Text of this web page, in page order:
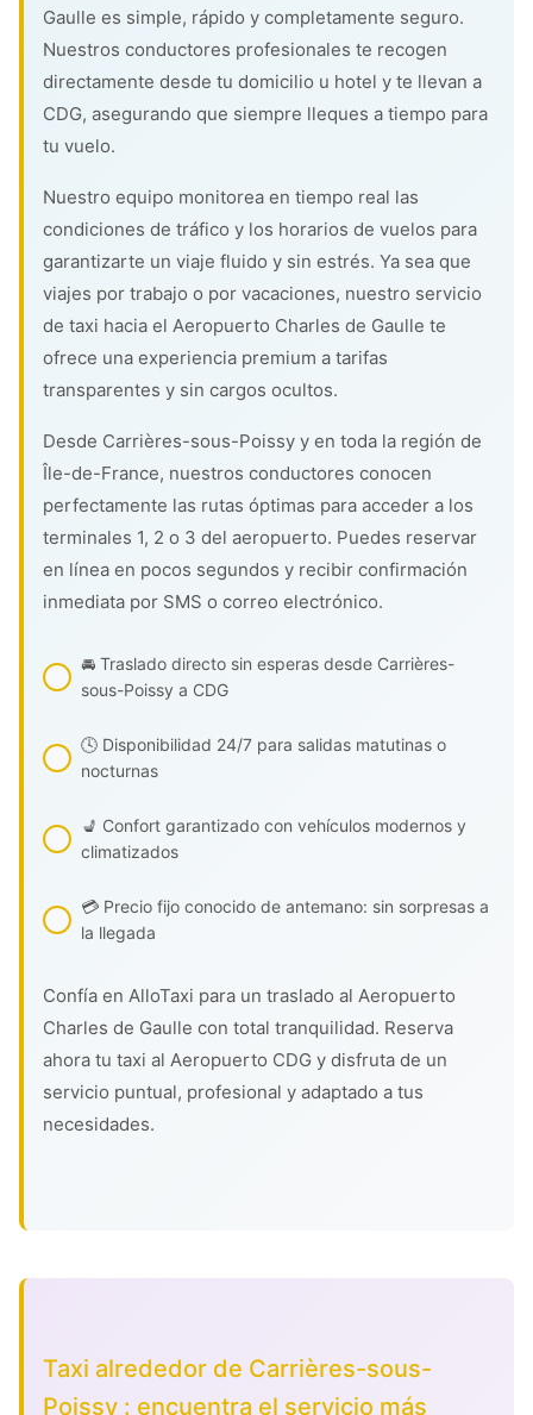
Gaulle es simple, rápido y completamente seguro.
Nuestros conductores profesionales te recogen
directamente desde tu domicilio u hotel y te llevan a
CDG, asegurando que siempre lleques a tiempo para
tu vuelo.
Nuestro equipo monitorea en tiempo real las
condiciones de tráfico y los horarios de vuelos para
garantizarte un viaje fluido y sin estrés. Ya sea que
viajes por trabajo o por vacaciones, nuestro servicio
de taxi hacia el Aeropuerto Charles de Gaulle te
ofrece una experiencia premium a tarifas
transparentes y sin cargos ocultos.
Desde Carrières-sous-Poissy y en toda la región de
Île-de-France, nuestros conductores conocen
perfectamente las rutas óptimas para acceder a los
terminales 1, 2 o 3 del aeropuerto. Puedes reservar
en línea en pocos segundos y recibir confirmación
inmediata por SMS o correo electrónico.
🚘 Traslado directo sin esperas desde Carrières-
sous-Poissy a CDG
🕓 Disponibilidad 24/7 para salidas matutinas o
nocturnas
💺 Confort garantizado con vehículos modernos y
climatizados
💳 Precio fijo conocido de antemano: sin sorpresas a
la llegada
Confía en AlloTaxi para un traslado al Aeropuerto
Charles de Gaulle con total tranquilidad. Reserva
ahora tu taxi al Aeropuerto CDG y disfruta de un
servicio puntual, profesional y adaptado a tus
necesidades.
Taxi alrededor de Carrières-sous-
Poissy : encuentra el servicio más